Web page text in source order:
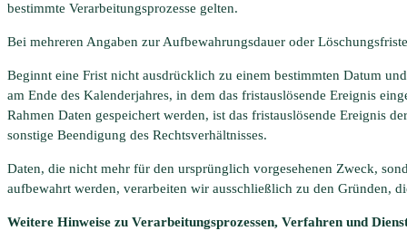
bestimmte Verarbeitungsprozesse gelten.
Bei mehreren Angaben zur Aufbewahrungsdauer oder
Beginnt eine Frist nicht ausdrücklich zu einem bestimmten Datum
am Ende des Kalenderjahres, in dem das fristauslösende Ereignis
Rahmen Daten gespeichert werden, ist das fristauslösende Ereignis
sonstige Beendigung des Rechtsverhältnisses.
Daten, die nicht mehr für den ursprünglich vorgesehenen Zweck,
aufbewahrt werden, verarbeiten wir ausschließlich zu den Gründen,
Weitere Hinweise zu Verarbeitungsprozessen, Verfahren und